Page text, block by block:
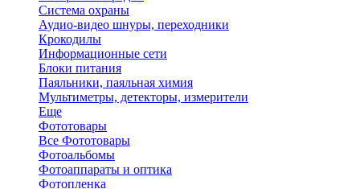
Система охраны
Аудио-видео шнуры, переходники
Крокодилы
Информационные сети
Блоки питания
Паяльники, паяльная химия
Мультиметры, детекторы, измерители
Еще
Фототовары
Все Фототовары
Фотоальбомы
Фотоаппараты и оптика
Фотопленка